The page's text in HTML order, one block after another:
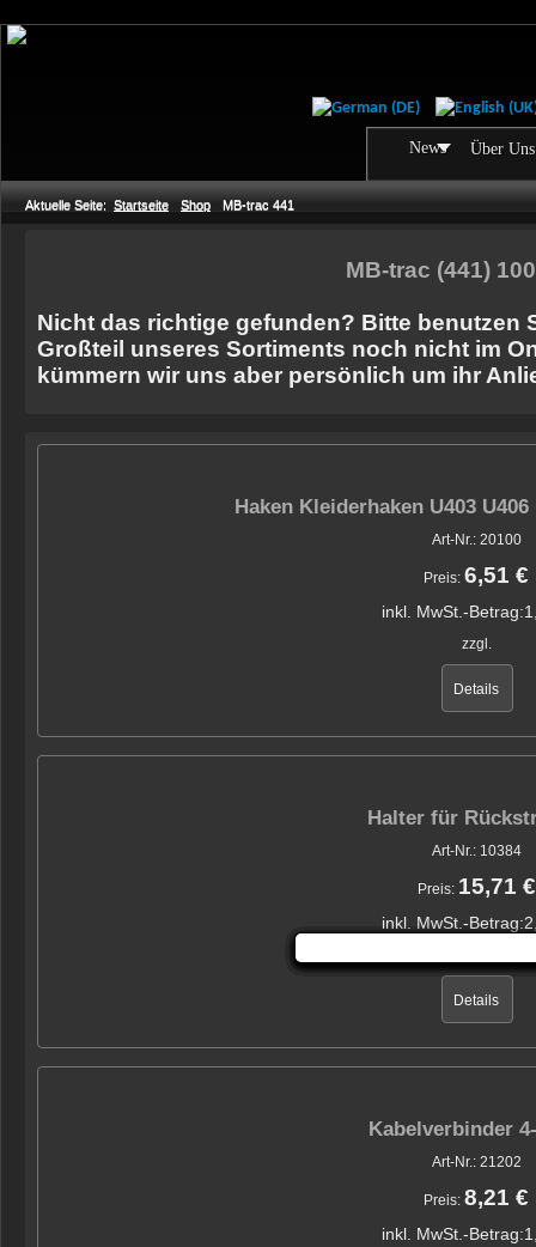
News Über Uns
Aktuelle Seite: Startseite Shop MB-trac 441
MB-trac (441)
Nicht das richtige gefunden? Bitte benutzen
Großteil unseres Sortiments noch nicht im
kümmern wir uns aber persönlich um ihr
Haken Kleiderhaken U403 U406
Art-Nr.: 20100
Preis:6,51 €
inkl. MwSt.-Betrag:
zzgl.
Details
Halter für
Art-Nr.: 10384
Preis: 15,71 €
inkl. MwSt.-Betrag:
Details
Kabelverbinder
Art-Nr.: 21202
Preis:8,21 €
inkl. MwSt.-Betrag: